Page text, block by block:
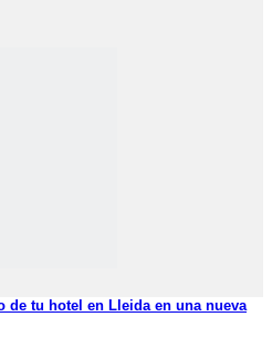
de tu hotel en Lleida en una nueva